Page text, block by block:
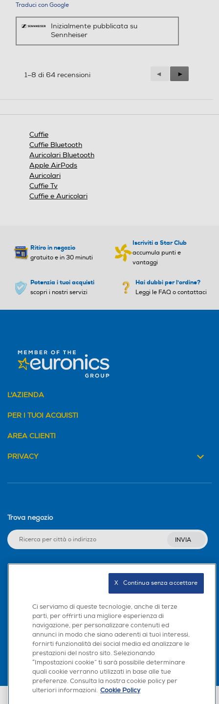
Traduci con Google
Inizialmente pubblicata su
Sennheiser
1–8 di 64 recensioni
Precedente
Reviews
◄
Successiva
Reviews
►
Cuffie
Cuffie Bluetooth
Auricolari Bluetooth
Apple AirPods
Auricolari
Cuffie Tv
Cuffie e Auricolari
Ritiro in negozio
gratuito e in 30 minuti
Iscriviti a Star Club
accumula punti e
vantaggi
Potenzia i tuoi acquisti
scopri i nostri servizi
Hai dubbi per l'ordine?
Leggi le FAQ o contattaci
L'AZIENDA
PER I TUOI ACQUISTI
AREA CLIENTI
PRIVACY
Trova negozio
INVIA
Scarica la nostra app
Ci serviamo di queste tecnologie, anche di terze
parti, per offrirti una migliore esperienza di
navigazione, per personalizzare contenuti ed
annunci in modo che siano aderenti ai tuoi interessi,
fornirti funzionalità dei social media ed analizzare le
prestazioni del nostro sito. Selezionando
“Impostazioni cookie” ti sarà possibile determinare
quali cookie verranno utilizzati in base alle tue
preferenze. Consulta la nostra cookie policy per
ulteriori informazioni. Cookie Policy
X   Continua senza accettare